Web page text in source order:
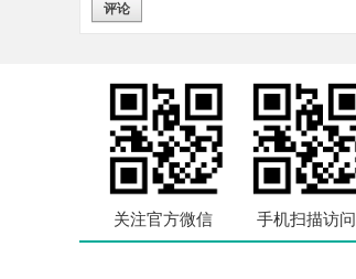
评论
关注官方微信 手机扫描访问